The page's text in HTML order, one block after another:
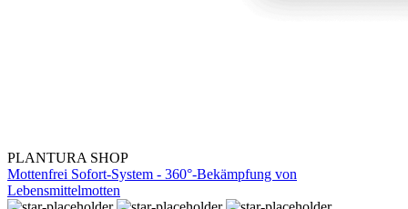
PLANTURA SHOP
Mottenfrei Sofort-System - 360°-Bekämpfung von
Lebensmittelmotten